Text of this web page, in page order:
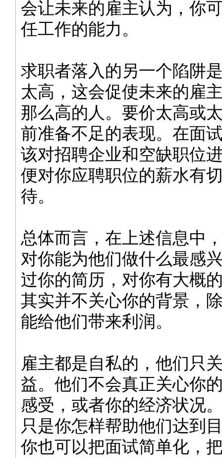
会让未来的雇主认为，你
任工作的能力。
求职者落入的另一个陷阱
太高，这会促使未来的雇
那么高的人。要价太高或
前准备不足的表现。在面
该对招聘企业和空缺职位
便对你应聘职位的薪水有
待。
总体而言，在上述信息中
对你能为他们做什么最感
过你的简历，对你有大概
其实并不关心你的背景，
能给他们带来利润。
雇主都是自私的，他们只
益。他们不会真正关心你
感受，或者你的经济状况
只是你怎样帮助他们达到
你也可以把面试简单化，